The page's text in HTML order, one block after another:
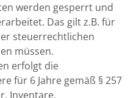
werden gesperrt und
Das gilt z.B. für
steuerrechtlichen
müssen.
erfolgt die
für 6 Jahre gemäß § 257
Inventare,